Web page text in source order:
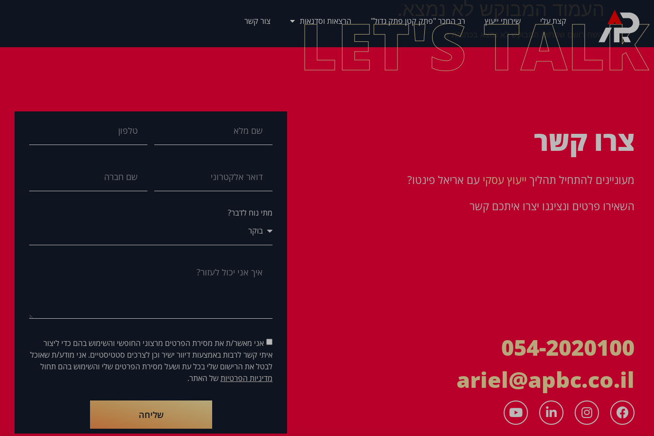
קצת עלי שירותי ייעוץ רב המכר "פתק קטן פתק גדול" הרצאות וסדנאות צור קשר
העמוד המבוקש לא נמצא.
עושה רושם שהתוכן המבוקש לא נמצא בכתובת זו.
LET'S TALK
צרו קשר
מעוניינים להתחיל תהליך ייעוץ עסקי עם אריאל פינטו?
השאירו פרטים ונציגנו יצרו איתכם קשר
054-2020100
ariel@apbc.co.il
מתי נוח לדבר?
אני מאשר/ת את מסירת הפרטים מרצוני החופשי והשימוש בהם כדי ליצור
איתי קשר לרבות באמצעות דיוור ישיר וכן לצרכים סטטיסטיים. אני מודע/ת שאוכל
לבטל את הרישום שלי בכל עת ושעל מסירת הפרטים שלי והשימוש בהם תחול
מדיניות הפרטיותשל האתר.
שליחה